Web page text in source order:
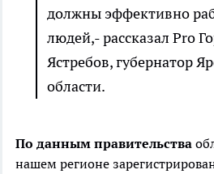
должны эффективно
людей,- рассказал Pro
Ястребов, губернатор
области.
По данным правительства
нашем регионе